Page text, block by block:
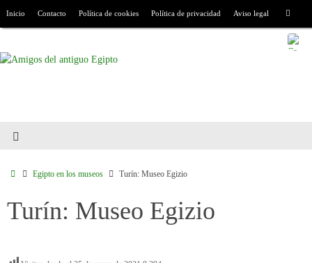
Inicio Contacto Política de cookies Política de privacidad Aviso legal
Egipto en los museos Turín: Museo Egizio
Turín: Museo Egizio